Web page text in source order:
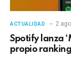
ACTUALIDAD 2
Spotify lanza
propio